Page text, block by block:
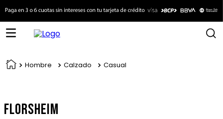
Hombre Calzado Casual
Florsheim